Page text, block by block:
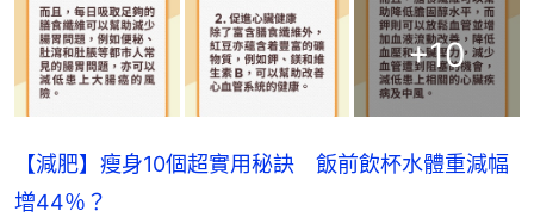
+10
【減肥】瘦身10個超實用秘訣 飯前飲杯水體重減幅
增44％？